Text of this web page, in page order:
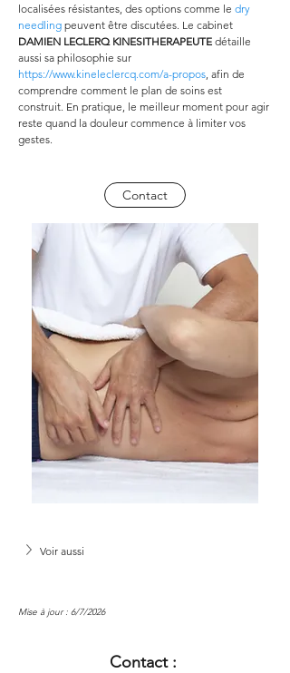
localisées résistantes, des options comme le dry
needling peuvent être discutées. Le cabinet
DAMIEN LECLERQ KINESITHERAPEUTE détaille
aussi sa philosophie sur
https://www.kineleclercq.com/a-propos, afin de
comprendre comment le plan de soins est
construit. En pratique, le meilleur moment pour agir
reste quand la douleur commence à limiter vos
gestes.
Contact
Voir aussi
Mise à jour : 6/7/2026
Contact :